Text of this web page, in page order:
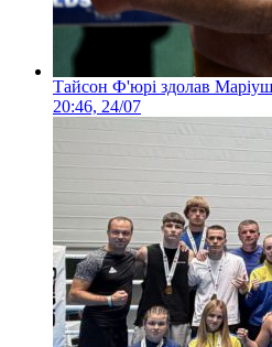
Тайсон Ф'юрі здолав
20:46, 24/07